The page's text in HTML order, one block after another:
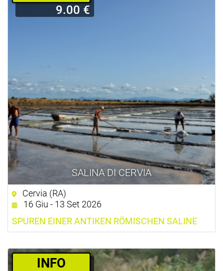
SALINA DI CERVIA
9.00 €
Cervia (RA)
16 Giu - 13 Set 2026
SPUREN EINER ANTIKEN RÖMISCHEN SALINE
­INFO